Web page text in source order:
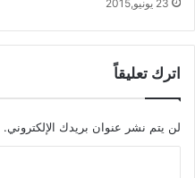
23 يونيو,2015
اترك تعليقاً
لن يتم نشر عنوان بريدك الإلكتروني.